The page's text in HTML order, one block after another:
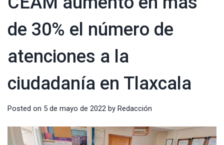
de 30% el número de
atenciones a la
ciudadanía en Tlaxcala
Posted on 5 de mayo de 2022 by Redacción